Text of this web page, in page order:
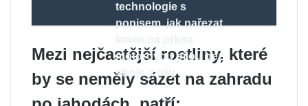
technologie s
popisem, jak nařezat
motorovou pilou bez
stroje a pily
Mezi nejčastější rostliny, které
by se neměly sázet na zahradu